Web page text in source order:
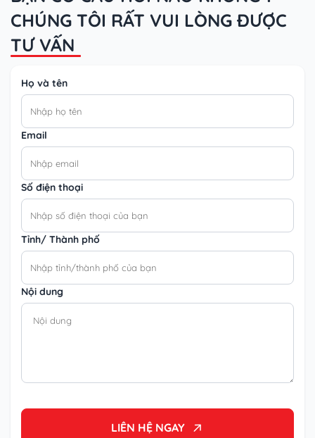
CHÚNG TÔI RẤT VUI LÒNG ĐƯỢC
TƯ VẤN
Họ và tên
Email
Số điện thoại
Tỉnh/ Thành phố
Nội dung
LIÊN HỆ NGAY